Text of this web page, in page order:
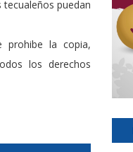
puedan
prohibe la copia,
los derechos